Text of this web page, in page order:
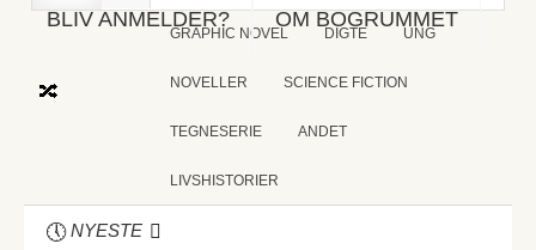
BLIV ANMELDER? OM BOGRUMMET
GRAPHIC NOVEL DIGTE UNG
NOVELLER SCIENCE FICTION
TEGNESERIE ANDET
LIVSHISTORIER
NYESTE